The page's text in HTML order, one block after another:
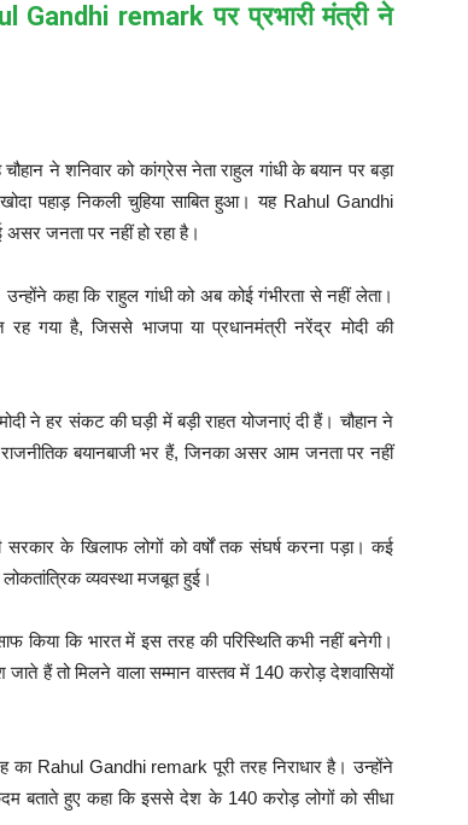
Gandhi remark पर प्रभारी मंत्री ने
ने शनिवार को कांग्रेस नेता राहुल गांधी के बयान पर बड़ा
पहाड़ निकली चुहिया साबित हुआ। यह Rahul Gandhi
जनता पर नहीं हो रहा है।
कहा कि राहुल गांधी को अब कोई गंभीरता से नहीं लेता।
गया है, जिससे भाजपा या प्रधानमंत्री नरेंद्र मोदी की
ने हर संकट की घड़ी में बड़ी राहत योजनाएं दी हैं। चौहान ने
बयानबाजी भर हैं, जिनका असर आम जनता पर नहीं
के खिलाफ लोगों को वर्षों तक संघर्ष करना पड़ा। कई
व्यवस्था मजबूत हुई।
कि भारत में इस तरह की परिस्थिति कभी नहीं बनेगी।
हैं तो मिलने वाला सम्मान वास्तव में 140 करोड़ देशवासियों
का Rahul Gandhi remark पूरी तरह निराधार है। उन्होंने
बताते हुए कहा कि इससे देश के 140 करोड़ लोगों को सीधा